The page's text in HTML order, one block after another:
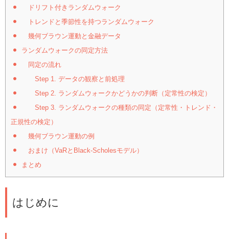
ドリフト付きランダムウォーク
トレンドと季節性を持つランダムウォーク
幾何ブラウン運動と金融データ
ランダムウォークの同定方法
同定の流れ
Step 1. データの観察と前処理
Step 2. ランダムウォークかどうかの判断（定常性の検定）
Step 3. ランダムウォークの種類の同定（定常性・トレンド・
正規性の検定）
幾何ブラウン運動の例
おまけ（VaRとBlack-Scholesモデル）
まとめ
はじめに